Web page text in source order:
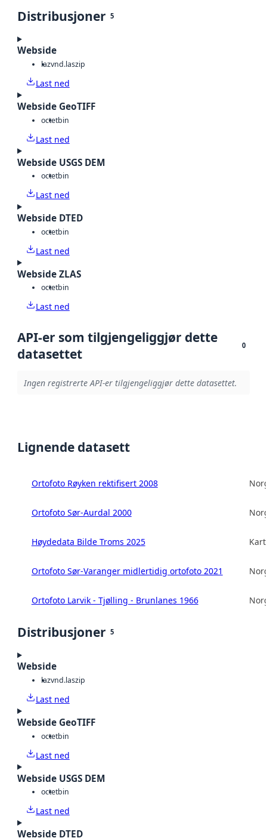
Distribusjoner 5
Webside
lazvnd.laszip
Last ned
Webside GeoTIFF
octetbin
Last ned
Webside USGS DEM
octetbin
Last ned
Webside DTED
octetbin
Last ned
Webside ZLAS
octetbin
Last ned
API-er som tilgjengeliggjør dette
datasettet
0
Ingen registrerte API-er tilgjengeliggjør dette datasettet.
Lignende datasett
Ortofoto Røyken rektifisert 2008
Ortofoto Sør-Aurdal 2000
Høydedata Bilde Troms 2025
Ortofoto Sør-Varanger midlertidig ortofoto 2021
Ortofoto Larvik - Tjølling - Brunlanes 1966
Distribusjoner 5
Webside
lazvnd.laszip
Last ned
Webside GeoTIFF
octetbin
Last ned
Webside USGS DEM
octetbin
Last ned
Webside DTED